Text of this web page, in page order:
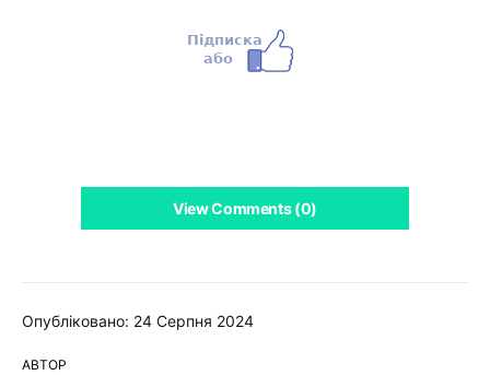
Опубліковано: 24 Серпня 2024
АВТОР
View Comments (0)